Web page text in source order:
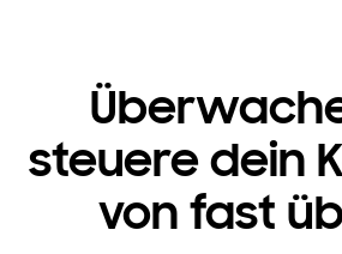
steuere dein
von fast